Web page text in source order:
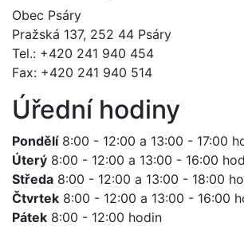
Obec Psáry
Pražská 137, 252 44 Psáry
Tel.: +420 241 940 454
Fax: +420 241 940 514
Úřední hodiny
Pondělí8:00 - 12:00 a 13:00 - 17:00
Úterý 8:00 - 12:00 a 13:00 - 16:00
Středa 8:00 - 12:00 a 13:00 - 18:00
Čtvrtek 8:00 - 12:00 a 13:00 - 16:00
Pátek 8:00 - 12:00 hodin